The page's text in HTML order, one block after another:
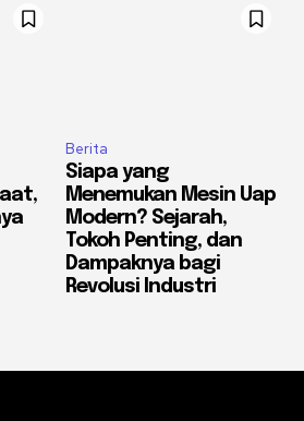
Berita
Siapa yang
Menemukan Mesin Uap
Modern? Sejarah,
Tokoh Penting, dan
Dampaknya bagi
Revolusi Industri